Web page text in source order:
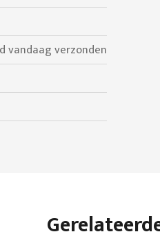
vandaag verzonden